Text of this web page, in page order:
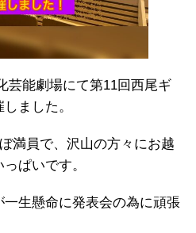
芸能劇場にて第11回西尾ギ
ました。
満員で、沢山の方々にお越
ぱいです。
生懸命に発表会の為に頑張